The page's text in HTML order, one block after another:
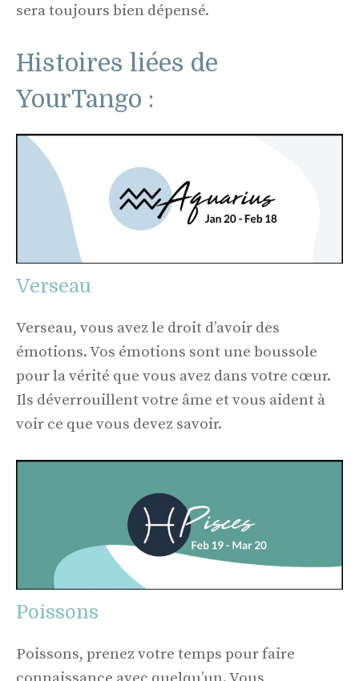
sera toujours bien dépensé.
Histoires liées de
YourTango :
Verseau
Verseau, vous avez le droit d’avoir des
émotions. Vos émotions sont une boussole
pour la vérité que vous avez dans votre cœur.
Ils déverrouillent votre âme et vous aident à
voir ce que vous devez savoir.
Poissons
Poissons, prenez votre temps pour faire